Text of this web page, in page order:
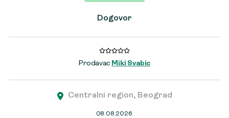
Dogovor
Prodavac Miki Svabic
Centralni region, Beograd
08.08.2026.